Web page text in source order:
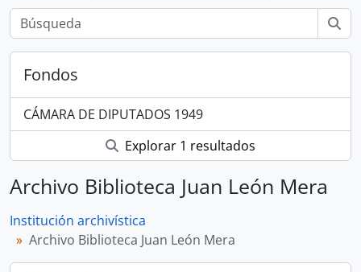
Fondos
CÁMARA DE DIPUTADOS 1949
Explorar 1 resultados
Archivo Biblioteca Juan León Mera
Institución archivística
Archivo Biblioteca Juan León Mera